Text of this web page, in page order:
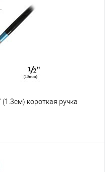
короткая ручка